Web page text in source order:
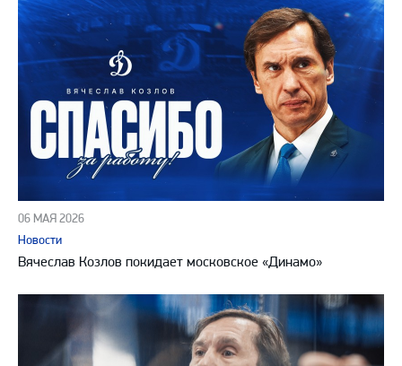
06 МАЯ 2026
Новости
Вячеслав Козлов покидает московское «Динамо»